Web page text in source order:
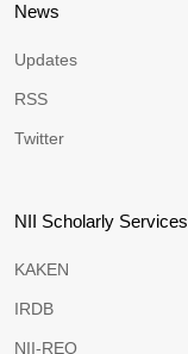
News
Updates
RSS
Twitter
NII Scholarly Services
KAKEN
IRDB
NII-REO